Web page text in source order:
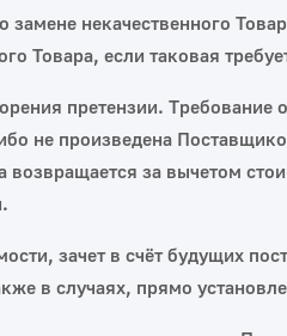
некачественного
Товара, если таковая
претензии.
не произведена
за вычетом
зачет в счёт будущих
в случаях, прямо